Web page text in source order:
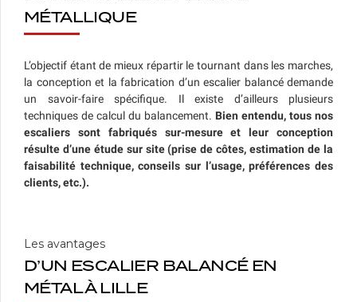
MÉTALLIQUE
L’objectif étant de mieux répartir le tournant dans les marches,
la conception et la fabrication d’un escalier balancé demande
un savoir-faire spécifique. Il existe d’ailleurs plusieurs
techniques de calcul du balancement. Bien entendu, tous nos
escaliers sont fabriqués sur-mesure et leur conception
résulte d’une étude sur site (prise de côtes, estimation de la
faisabilité technique, conseils sur l’usage, préférences des
clients, etc.).
Les avantages
D’UN ESCALIER BALANCÉ EN
MÉTAL À LILLE